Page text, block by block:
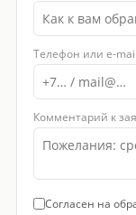
Телефон или e-mail
Комментарий к
Согласен на